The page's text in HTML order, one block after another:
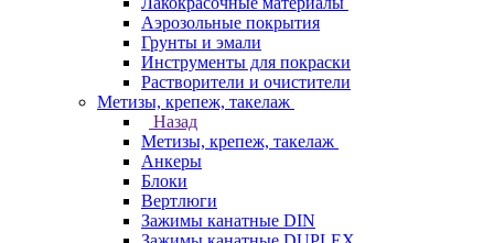
Аэрозольные покрытия
Грунты и эмали
Инструменты для покраски
Растворители и очистители
Метизы, крепеж, такелаж
Назад
Метизы, крепеж, такелаж
Анкеры
Блоки
Вертлюги
Зажимы канатные DIN